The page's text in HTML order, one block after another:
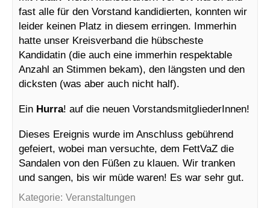
fast alle für den Vorstand kandidierten, konnten wir
leider keinen Platz in diesem erringen. Immerhin
hatte unser Kreisverband die hübscheste
Kandidatin (die auch eine immerhin respektable
Anzahl an Stimmen bekam), den längsten und den
dicksten (was aber auch nicht half).
Ein Hurra! auf die neuen VorstandsmitgliederInnen!
Dieses Ereignis wurde im Anschluss gebührend
gefeiert, wobei man versuchte, dem FettVaZ die
Sandalen von den Füßen zu klauen. Wir tranken
und sangen, bis wir müde waren! Es war sehr gut.
Kategorie: Veranstaltungen